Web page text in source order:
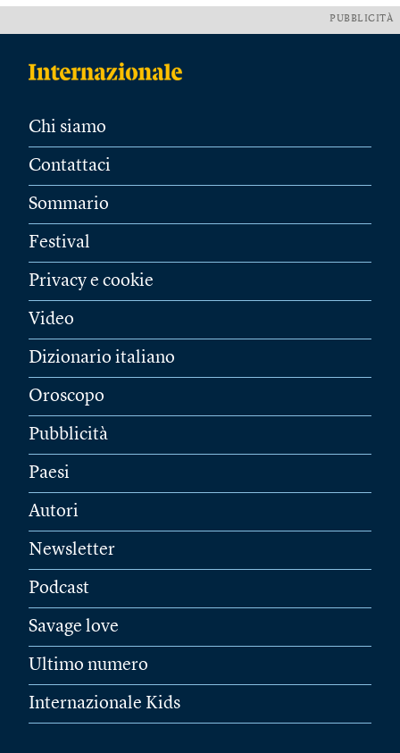
PUBBLICITÀ
Chi siamo
Contattaci
Sommario
Festival
Privacy e cookie
Video
Dizionario italiano
Oroscopo
Pubblicità
Paesi
Autori
Newsletter
Podcast
Savage love
Ultimo numero
Internazionale Kids